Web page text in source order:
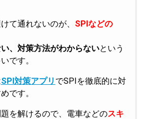
て通れないのが、 SPIなどの
、対策方法がわからないという
です。
SPI対策アプリ でSPIを徹底的に対
です。
を解けるので、電車などのスキ